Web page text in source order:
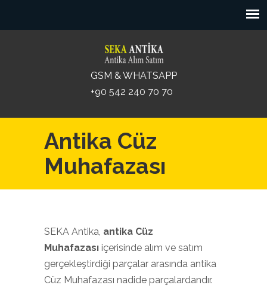
GSM & WHATSAPP
+90 542 240 70 70
Antika Cüz
Muhafazası
SEKA Antika, antika Cüz
Muhafazası içerisinde alım ve satım
gerçekleştirdiği parçalar arasında antika
Cüz Muhafazası nadide parçalardandır.